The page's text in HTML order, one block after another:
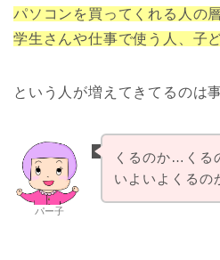
パソコンを買ってくれる人の
学生さんや仕事で使う人、子
という人が増えてきてるのは事
パー子
くるのか…くる
いよいよくるの